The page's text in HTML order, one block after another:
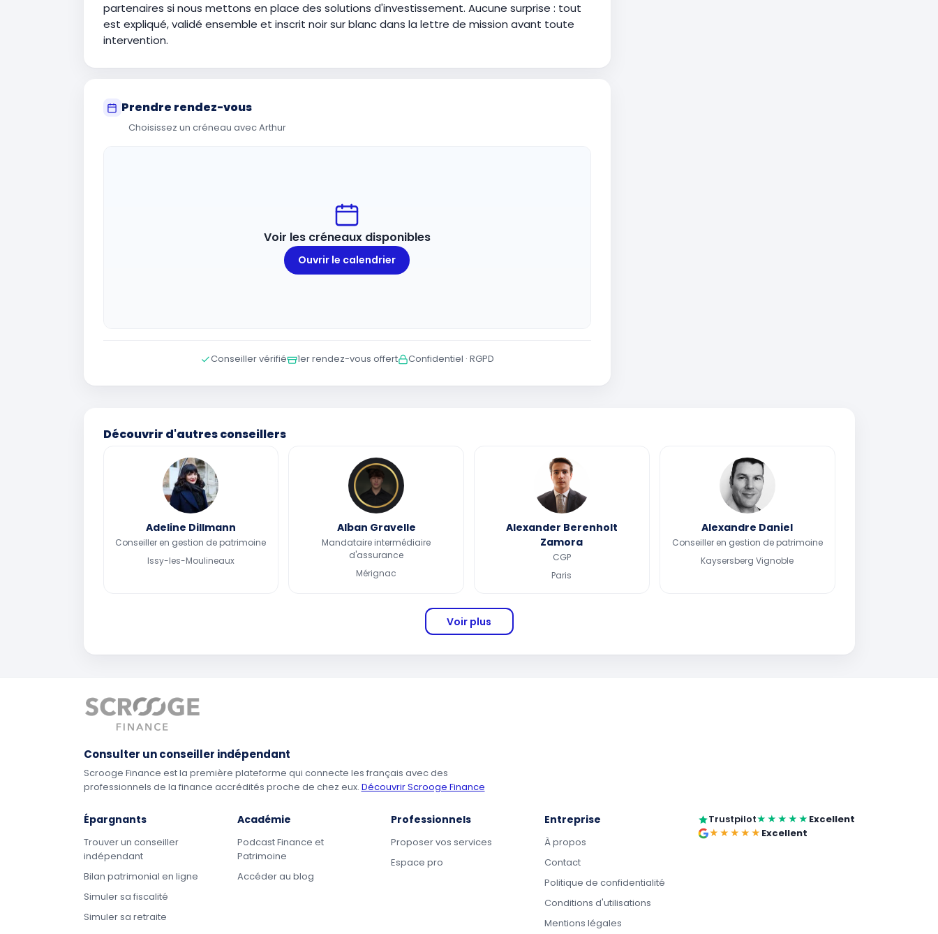
partenaires si nous mettons en place des solutions d'investissement. Aucune surprise : tout
est expliqué, validé ensemble et inscrit noir sur blanc dans la lettre de mission avant toute
intervention.
Prendre rendez-vous
Choisissez un créneau avec Arthur
Voir les créneaux disponibles
Ouvrir le calendrier
Conseiller vérifié 1er rendez-vous offert Confidentiel · RGPD
Découvrir d'autres conseillers
Adeline Dillmann
Conseiller en gestion de patrimoine
Issy-les-Moulineaux
Alban Gravelle
Mandataire intermédiaire
d'assurance
Mérignac
Alexander Berenholt
Zamora
CGP
Paris
Alexandre Daniel
Conseiller en gestion de patrimoine
Kaysersberg Vignoble
Voir plus
Consulter un conseiller indépendant
Scrooge Finance est la première plateforme qui connecte les français avec des
professionnels de la finance accrédités proche de chez eux. Découvrir Scrooge Finance
Épargnants
Trouver un conseiller
indépendant
Bilan patrimonial en ligne
Simuler sa fiscalité
Simuler sa retraite
Académie
Podcast Finance et
Patrimoine
Accéder au blog
Professionnels
Proposer vos services
Espace pro
Entreprise
À propos
Contact
Politique de confidentialité
Conditions d'utilisations
Mentions légales
Trustpilot★★★★★ Excellent
★★★★★ Excellent